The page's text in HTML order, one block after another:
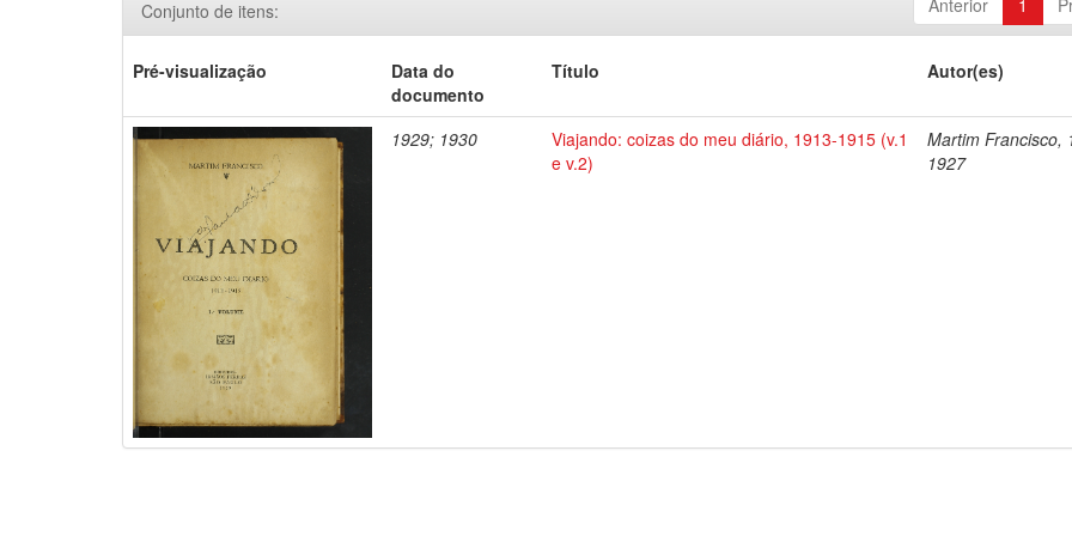
Anterior 1
Conjunto de itens:
Pré-visualização
Data do
documento
Título Autor(es)
1929; 1930
Viajando: coizas do meu diário, 1913-1915 (v.1
e v.2)
Martim Francisco,
1927